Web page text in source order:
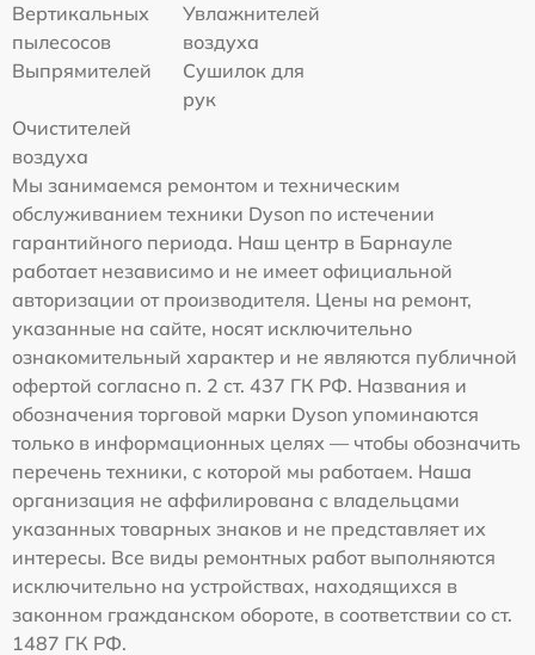
Вертикальных
пылесосов
Увлажнителей
воздуха
Выпрямителей
Сушилок для
рук
Очистителей
воздуха
Мы занимаемся ремонтом и техническим
обслуживанием техники Dyson по истечении
гарантийного периода. Наш центр в Барнауле
работает независимо и не имеет официальной
авторизации от производителя. Цены на ремонт,
указанные на сайте, носят исключительно
ознакомительный характер и не являются публичной
офертой согласно п. 2 ст. 437 ГК РФ. Названия и
обозначения торговой марки Dyson упоминаются
только в информационных целях — чтобы обозначить
перечень техники, с которой мы работаем. Наша
организация не аффилирована с владельцами
указанных товарных знаков и не представляет их
интересы. Все виды ремонтных работ выполняются
исключительно на устройствах, находящихся в
законном гражданском обороте, в соответствии со ст.
1487 ГК РФ.